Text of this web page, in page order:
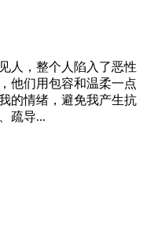
人，整个人陷入了恶性
他们用包容和温柔一点
的情绪，避免我产生抗
疏导...